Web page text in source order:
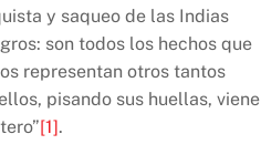
y saqueo de las Indias
son todos los hechos que
representan otros tantos
pisando sus huellas,
[1].